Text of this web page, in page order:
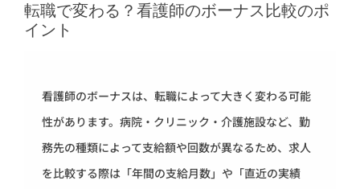
転職で変わる？看護師のボーナス比較のポ
イント
看護師のボーナスは、転職によって大きく変わる可能
性があります。病院・クリニック・介護施設など、勤
務先の種類によって支給額や回数が異なるため、求人
を比較する際は「年間の支給月数」や「直近の実績